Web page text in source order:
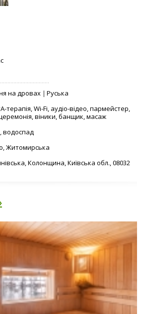
на дровах
Руська
терапія, Wi-Fi, аудіо-відео, пармейстер,
віники, банщик, масаж
водоспад
Житомирська
Колонщина, Київська обл., 08032